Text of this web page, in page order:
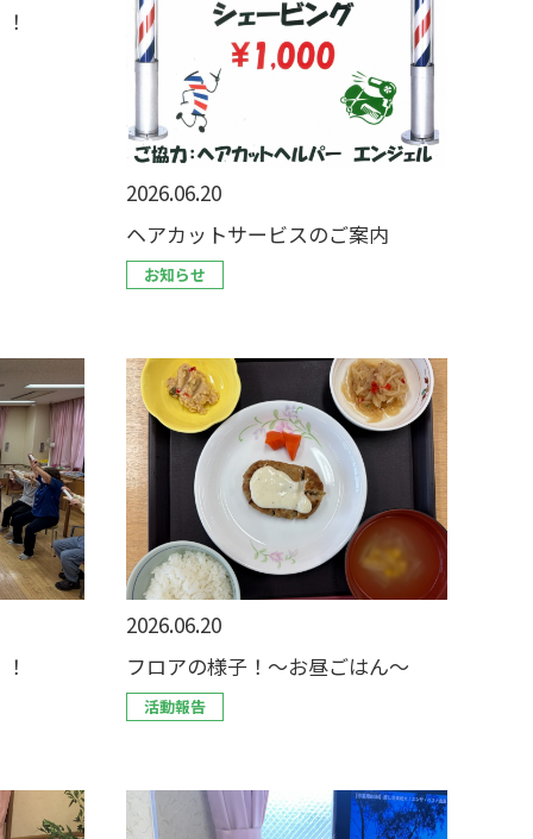
2026.06.20
ヘアカットサービスのご案内
お知らせ
2026.06.20
フロアの様子！～お昼ごはん～
活動報告